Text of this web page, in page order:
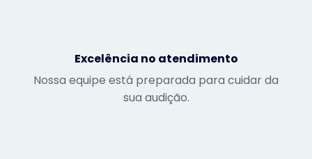
Excelência no atendimento
Nossa equipe está preparada para cuidar da
sua audição.